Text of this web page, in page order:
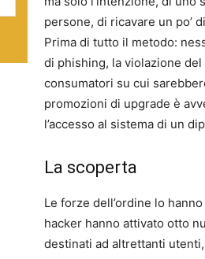
persone, di ricavare un po’
Prima di tutto il metodo:
di phishing, la violazione
consumatori su cui
promozioni di upgrade è
l’accesso al sistema di un
La scoperta
Le forze dell’ordine lo
hacker hanno attivato otto
destinati ad altrettanti